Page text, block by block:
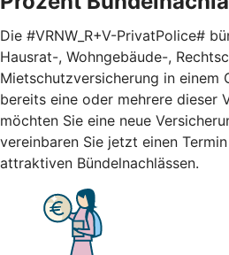
Die #VRNW_R+V-PrivatPolice#
Hausrat-, Wohngebäude-,
Mietschutzversicherung in einem
bereits eine oder mehrere dieser
möchten Sie eine neue
vereinbaren Sie jetzt einen
attraktiven Bündelnachlässen.